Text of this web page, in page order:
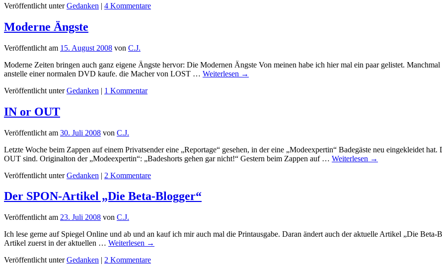
Veröffentlicht unter Gedanken | 4 Kommentare
Moderne Ängste
Veröffentlicht am 15. August 2008 von C.J.
Moderne Zeiten bringen auch ganz eigene Ängste hervor: Die Modernen Ängste Von meinen habe ich hier mal ein paar gelistet.
anstelle einer normalen DVD kaufe. die Macher von LOST … Weiterlesen →
Veröffentlicht unter Gedanken | 1 Kommentar
IN or OUT
Veröffentlicht am 30. Juli 2008 von C.J.
Letzte Woche beim Zappen auf einem Privatsender eine „Reportage“ gesehen, in der eine „Modeexpertin“ Badegäste neu eingekleidet
OUT sind. Originalton der „Modeexpertin“: „Badeshorts gehen gar nicht!“ Gestern beim Zappen auf … Weiterlesen →
Veröffentlicht unter Gedanken | 2 Kommentare
Der SPON-Artikel „Die Beta-Blogger“
Veröffentlicht am 23. Juli 2008 von C.J.
Ich lese gerne auf Spiegel Online und ab und an kauf ich mir auch mal die Printausgabe. Daran ändert auch der aktuelle Artikel „Die Beta-
Artikel zuerst in der aktuellen … Weiterlesen →
Veröffentlicht unter Gedanken | 2 Kommentare